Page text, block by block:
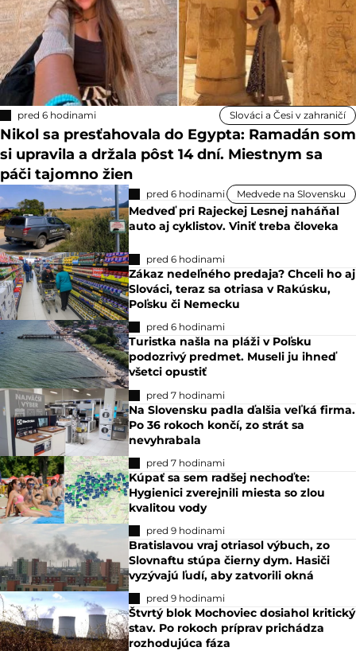
pred 6 hodinami Slováci a Česi v zahraničí
Nikol sa presťahovala do Egypta: Ramadán som
si upravila a držala pôst 14 dní. Miestnym sa
páči tajomno žien
pred 6 hodinami Medvede na Slovensku
Medveď pri Rajeckej Lesnej naháňal
auto aj cyklistov. Viniť treba človeka
pred 6 hodinami
Zákaz nedeľného predaja? Chceli ho aj
Slováci, teraz sa otriasa v Rakúsku,
Poľsku či Nemecku
pred 6 hodinami
Turistka našla na pláži v Poľsku
podozrivý predmet. Museli ju ihneď
všetci opustiť
pred 7 hodinami
Na Slovensku padla ďalšia veľká firma.
Po 36 rokoch končí, zo strát sa
nevyhrabala
pred 7 hodinami
Kúpať sa sem radšej nechoďte:
Hygienici zverejnili miesta so zlou
kvalitou vody
pred 9 hodinami
Bratislavou vraj otriasol výbuch, zo
Slovnaftu stúpa čierny dym. Hasiči
vyzývajú ľudí, aby zatvorili okná
pred 9 hodinami
Štvrtý blok Mochoviec dosiahol kritický
stav. Po rokoch príprav prichádza
rozhodujúca fáza